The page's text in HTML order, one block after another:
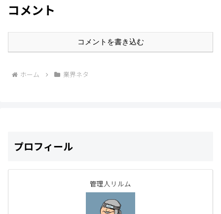
コメント
コメントを書き込む
ホーム 業界ネタ
プロフィール
管理人リルム